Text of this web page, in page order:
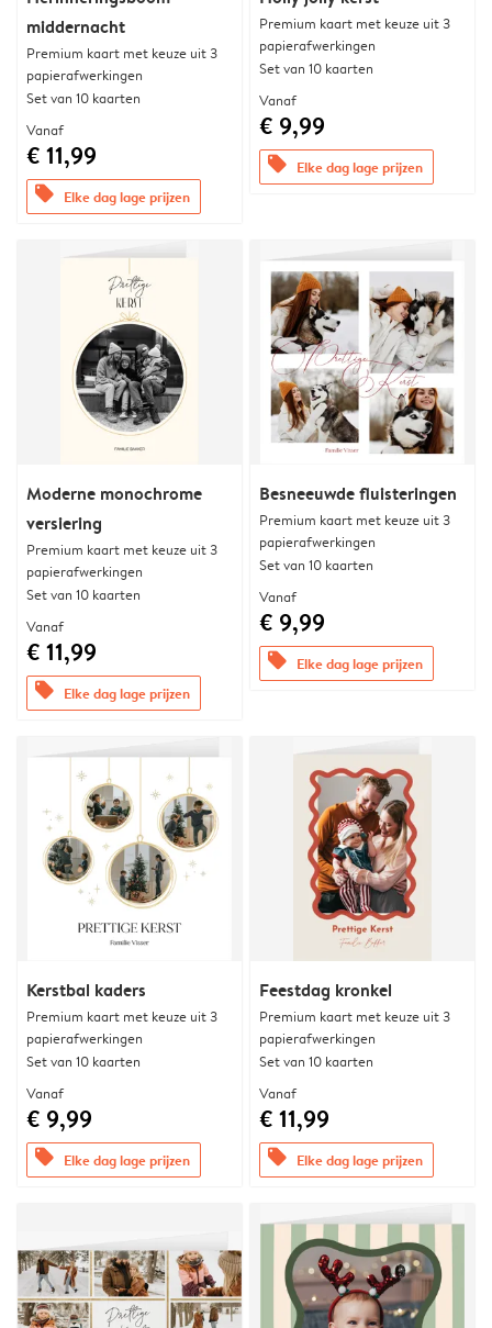
middernacht
Premium kaart met keuze uit 3
papierafwerkingen
Set van 10 kaarten
Vanaf
€ 11,99
offers Elke dag lage prijzen
Premium kaart met keuze uit 3
papierafwerkingen
Set van 10 kaarten
Vanaf
€ 9,99
offers Elke dag lage prijzen
Moderne monochrome
versiering
Premium kaart met keuze uit 3
papierafwerkingen
Set van 10 kaarten
Vanaf
€ 11,99
offers Elke dag lage prijzen
Besneeuwde fluisteringen
Premium kaart met keuze uit 3
papierafwerkingen
Set van 10 kaarten
Vanaf
€ 9,99
offers Elke dag lage prijzen
Kerstbal kaders
Premium kaart met keuze uit 3
papierafwerkingen
Set van 10 kaarten
Vanaf
€ 9,99
offers Elke dag lage prijzen
Feestdag kronkel
Premium kaart met keuze uit 3
papierafwerkingen
Set van 10 kaarten
Vanaf
€ 11,99
offers Elke dag lage prijzen